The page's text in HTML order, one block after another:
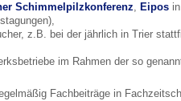
Schimmelpilzkonferenz, Eipos
z.B. bei der jährlich in Trier
im Rahmen der so
Fachbeiträge in